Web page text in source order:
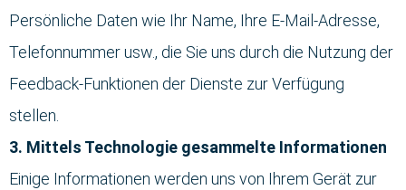
Persönliche Daten wie Ihr Name, Ihre E-Mail-Adresse,
Telefonnummer usw., die Sie uns durch die Nutzung der
Feedback-Funktionen der Dienste zur Verfügung
stellen.
3. Mittels Technologie gesammelte Informationen
Einige Informationen werden uns von Ihrem Gerät zur